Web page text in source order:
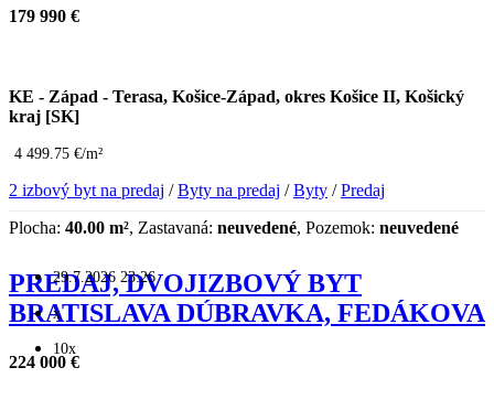
179 990 €
KE - Západ - Terasa, Košice-Západ, okres Košice II, Košický
kraj [SK]
4 499.75 €/m²
2 izbový byt na predaj /Byty na predaj /Byty /Predaj
Plocha: 40.00 m², Zastavaná: neuvedené, Pozemok: neuvedené
29.7.2026 23:26
x
10x
PREDAJ, DVOJIZBOVÝ BYT
BRATISLAVA DÚBRAVKA, FEDÁKOVA
224 000 €